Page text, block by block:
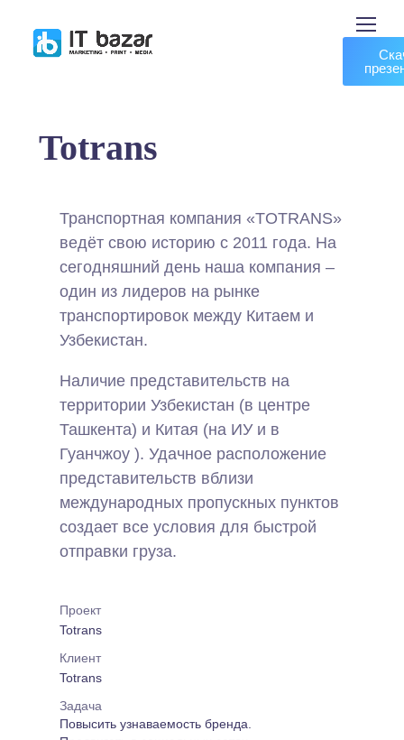
Totrans
Транспортная компания «TOTRANS»
ведёт свою историю с 2011 года. На
сегодняшний день наша компания –
один из лидеров на рынке
транспортировок между Китаем и
Узбекистан.
Наличие представительств на
территории Узбекистан (в центре
Ташкента) и Китая (на ИУ и в
Гуанчжоу ). Удачное расположение
представительств вблизи
международных пропускных пунктов
создает все условия для быстрой
отправки груза.
Проект
Totrans
Клиент
Totrans
Задача
Повысить узнаваемость бренда.